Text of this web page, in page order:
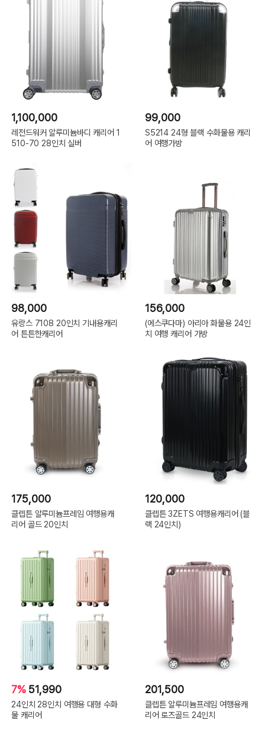
1,100,000
레전드워커 알루미늄바디 캐리어 1
510-70 28인치 실버
99,000
S5214 24형 블랙 수화물용 캐리
어 여행가방
98,000
유랑스 7108 20인치 기내용캐리
어 튼튼한캐리어
156,000
(에스쿠다마) 아리아 화물용 24인
치 여행 캐리어 가방
175,000
클렙튼 알루미늄프레임 여행용캐
리어 골드 20인치
120,000
클렙튼 3ZETS 여행용캐리어 (블
랙 24인치)
7% 51,990
24인치 28인치 여행용 대형 수화
물 캐리어
201,500
클렙튼 알루미늄프레임 여행용캐
리어 로즈골드 24인치